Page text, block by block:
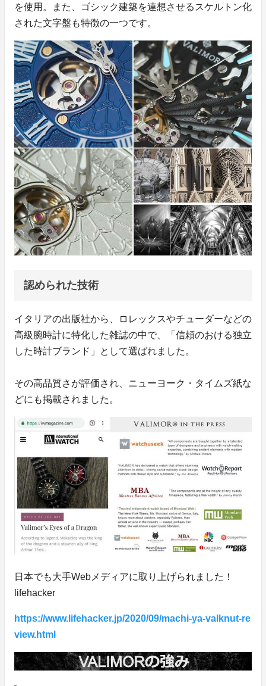
を使用。また、ゴシック建築を連想させるスケルトン化
された文字盤も特徴の一つです。
認められた技術
イタリアの出版社から、ロレックスやチューダーなどの
高級腕時計に特化した雑誌の中で、「信頼のおける独立
した時計ブランド」として選ばれました。
その高品質さが評価され、ニューヨーク・タイムズ紙な
どにも掲載されました。
日本でも大手Webメディアに取り上げられました！
lifehacker
https://www.lifehacker.jp/2020/09/machi-ya-valknut-re
view.html